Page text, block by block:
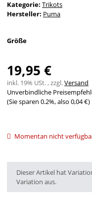
Kategorie: Trikots
Hersteller: Puma
Größe
19,95 €
inkl. 19% USt. , zzgl.Versand
Unverbindliche
(Sie sparen 0.2%, also 0,04 €)
Momentan nicht
x
Dieser Artikel hat
Variation aus.